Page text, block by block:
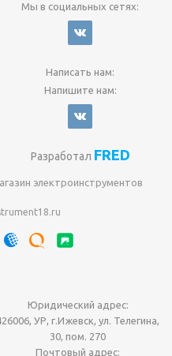
Мы в социальных сетях:
Написать нам:
Напишите нам:
Разработал FRED
электроинструментов
Юридический адрес:
УР, г.Ижевск, ул. Телегина,
30, пом. 270
Почтовый адрес: